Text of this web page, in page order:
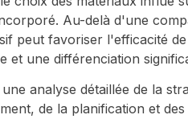
Au-delà d'une
peut favoriser l'efficacité
et une différenciation
analyse détaillée de la
de la planification et